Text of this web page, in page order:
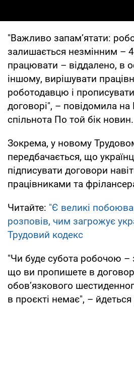
"Важливо запам’ятати:
залишається незмінним –
працювати – віддалено, в
іншому, вирішувати
роботодавцю і
договорі", – повідомила на
спільнота По той бік новин.
Зокрема, у новому
передбачається, що
підписувати договори
працівниками та
Читайте: "Є великі
розповів, чим загрожує
Трудовий кодекс
"Чи буде субота робочою –
що ви пропишете в
обов’язкового
в проєкті немає", –